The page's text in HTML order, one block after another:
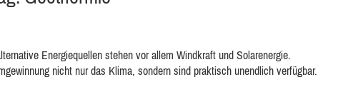
Energiequellen stehen vor allem Windkraft und Solarenergie.
nicht nur das Klima, sondern sind praktisch unendlich verfügbar.